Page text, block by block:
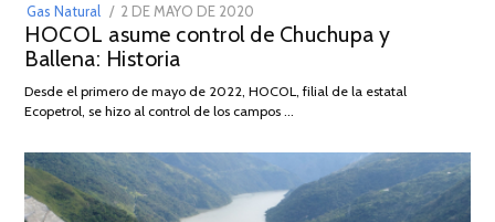
Gas Natural
POSTED
ON
2 DE MAYO DE 2020
DE
2026
HOCOL asume control de Chuchupa y
Ballena: Historia
Desde el primero de mayo de 2022, HOCOL, filial de la estatal
Ecopetrol, se hizo al control de los campos …